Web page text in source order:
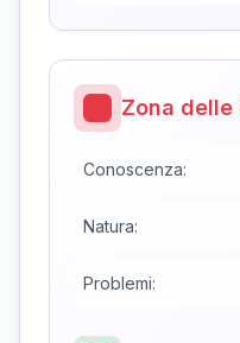
Zona delle
Conoscenza:
Natura:
Problemi: